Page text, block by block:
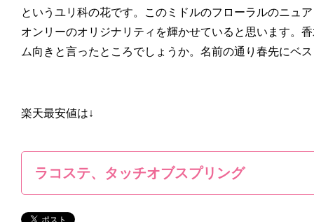
というユリ科の花です。このミドルのフローラルのニュ
オンリーのオリジナリティを輝かせていると思います。
ム向きと言ったところでしょうか。名前の通り春先にベ
楽天最安値は↓
ラコステ、タッチオブスプリング